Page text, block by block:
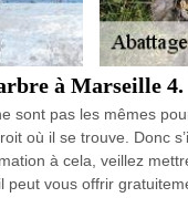
à Marseille 4.
sont pas les mêmes
où il se trouve. Donc
à cela, veillez
vous offrir